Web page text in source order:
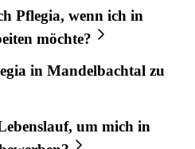
Pflegia, wenn ich in
möchte?
in Mandelbachtal zu
um mich in